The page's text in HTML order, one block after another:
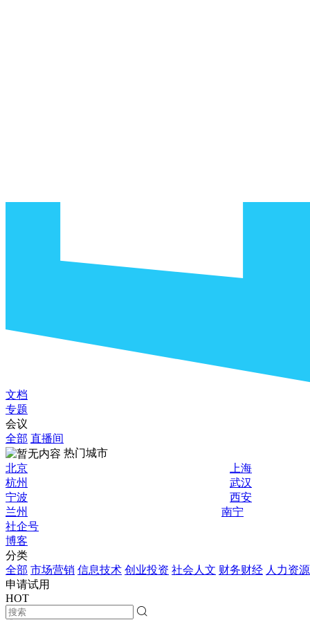
文档
专题
会议
全部 直播间
热门城市
北京
上海
杭州
武汉
宁波
西安
兰州
南宁
社企号
博客
分类
全部 市场营销 信息技术 创业投资 社会人文 财务财经 人力资源
申请试用
HOT